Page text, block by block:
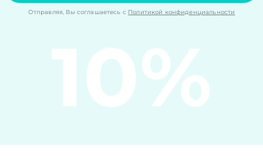
Отправляя, Вы соглашаетесь с Политикой конфиденциальности
10%